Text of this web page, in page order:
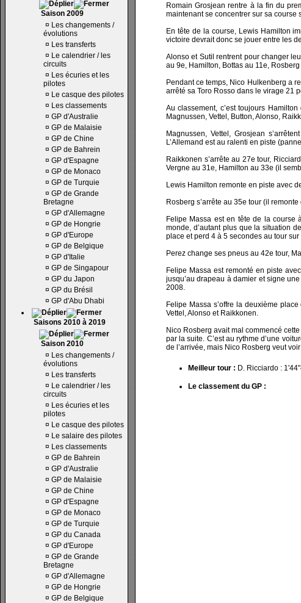
Saison 2009
¤ Les changements /
évolutions
¤ Les transferts
¤ Le calendrier / les
circuits
¤ Les écuries et les
pilotes
¤ Le casque des pilotes
¤ Les classements
¤ GP d'Australie
¤ GP de Malaisie
¤ GP de Chine
¤ GP de Bahrein
¤ GP d'Espagne
¤ GP de Monaco
¤ GP de Turquie
¤ GP de Grande
Bretagne
¤ GP d'Allemagne
¤ GP de Hongrie
¤ GP d'Europe
¤ GP de Belgique
¤ GP d'Italie
¤ GP de Singapour
¤ GP du Japon
¤ GP du Brésil
¤ GP d'Abu Dhabi
Saisons 2010 à 2019
Saison 2010
¤ Les changements /
évolutions
¤ Les transferts
¤ Le calendrier / les
circuits
¤ Les écuries et les
pilotes
¤ Le casque des pilotes
¤ Le salaire des pilotes
¤ Les classements
¤ GP de Bahrein
¤ GP d'Australie
¤ GP de Malaisie
¤ GP de Chine
¤ GP d'Espagne
¤ GP de Monaco
¤ GP de Turquie
¤ GP du Canada
¤ GP d'Europe
¤ GP de Grande
Bretagne
¤ GP d'Allemagne
¤ GP de Hongrie
¤ GP de Belgique
Romain Grosjean rentre à la fin du
maintenant se concentrer sur sa course
En tête de la course, Lewis Hamilton
victoire devrait donc se jouer entre les
Alonso et Sutil rentrent pour changer
au 9e, Hamilton, Bottas au 11e,
Pendant ce temps, Nico Hulkenberg a
arrêté sa Toro Rosso dans le virage 21
Au classement, c’est toujours
Magnussen, Vettel, Button, Alonso,
Magnussen, Vettel, Grosjean
L’Allemand est au ralenti en piste
Raikkonen s’arrête au 27e tour,
Vergne au 31e, Hamilton au 33e (il
Lewis Hamilton remonte en piste avec
Rosberg s’arrête au 35e tour (il
Felipe Massa est en tête de la course
monde, d’autant plus que la situation
place et perd 4 à 5 secondes au tour
Perez change ses pneus au 42e tour,
Felipe Massa est remonté en piste
jusqu’au drapeau à damier et signe
2008.
Felipe Massa s’offre la deuxième
Vettel, Alonso et Raikkonen.
Nico Rosberg avait mal commencé
par la suite. C’est au rythme d’une
de l’arrivée, mais Nico Rosberg veut
Meilleur tour : D. Ricciardo :
Le classement du GP :